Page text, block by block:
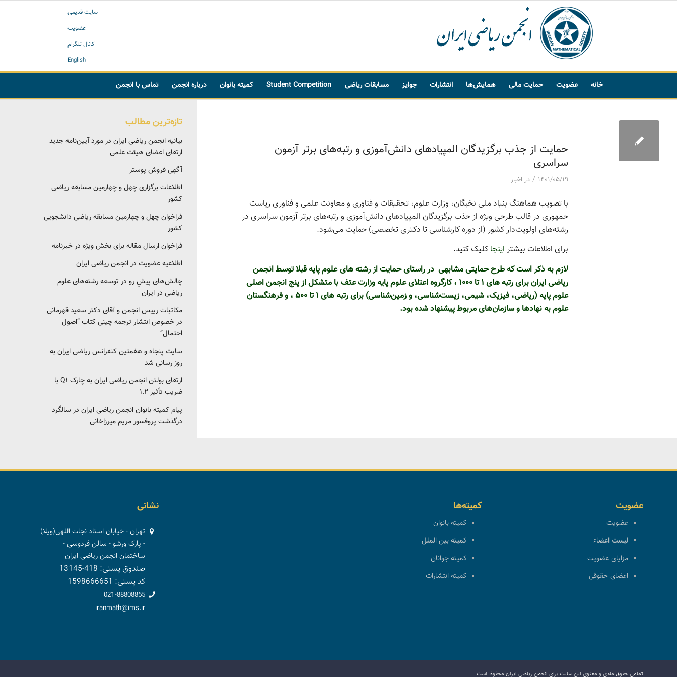
سایت قدیمی
عضویت
کانال تلگرام
English
خانه عضویت حمایت مالی همایش‌ها انتشارات جوایز مسابقات ریاضی Student Competition کمیته بانوان درباره انجمن تماس با انجمن
حمایت از جذب برگزیدگان المپیادهای دانش‌‏آموزی و رتبه‌‏های برتر آزمون
سراسری
۱۴۰۱/۰۵/۱۹ / در اخبار
با تصویب هماهنگ بنیاد ملی نخبگان، وزارت علوم، تحقیقات و فناوری و معاونت علمی و فناوری ریاست
جمهوری در قالب طرحی ویژه از جذب برگزیدگان المپیادهای دانش‌‏آموزی و رتبه‌‏های برتر آزمون سراسری در
رشته‏‌های اولویت‌‏دار کشور (از دوره کارشناسی تا دکتری تخصصی) حمایت می‌شود.
برای اطلاعات بیشتر اینجا کلیک کنید.
لازم به ذکر است که طرح حمایتی مشابهی در راستای حمایت از رشته های علوم پایه قبلا توسط انجمن
ریاضی ایران برای رتبه ‏های ۱ تا ۱۰۰۰ ، کارگروه اعتلای علوم پایه وزارت عتف با متشکل از پنج انجمن اصلی
علوم پایه (ریاضی، فیزیک، شیمی، زیست‌شناسی، و زمین‌شناسی) برای رتبه های ۱ تا ۵۰۰ ، و فرهنگستان
علوم به نهادها و سازمان‌های مربوط پیشنهاد شده بود.
تازه‌ترین مطالب
بیانیه انجمن ریاضی ایران در مورد آیین‌نامه جدید
ارتقای اعضای هیئت علمی
آگهی فروش پوستر
اطلاعات برگزاری چهل و چهارمین مسابقه ریاضی
کشور
فراخوان چهل و چهارمین مسابقه ریاضی دانشجویی
کشور‎‎
فراخوان ارسال مقاله برای بخش ویژه در خبرنامه
اطلاعیه عضویت در انجمن ریاضی ایران
چالش‌های پیشِ رو در توسعه رشته‌های علوم
ریاضی در ایران
مکاتبات رییس انجمن و آقای دکتر سعید قهرمانی
در خصوص انتشار ترجمه چینی کتاب “اصول
احتمال”
سایت پنجاه و هفمتین کنفرانس ریاضی ایران به
روز رسانی شد
ارتقای بولتن انجمن ریاضی ایران به چارک Q1 با
ضریب تأثیر ۱.۲
پیام کمیته بانوان انجمن ریاضی ایران در سالگرد
درگذشت پروفسور مریم میرزاخانی
عضویت
عضویت
لیست اعضاء
مزایای عضویت
اعضای حقوقی
کمیته‌ها
کمیته بانوان
کمیته بین الملل
کمیته جوانان
کمیته انتشارات
نشانی
تهران - خیابان استاد نجات اللهی(ویلا)
- پارک ورشو - سالن فردوسی -
ساختمان انجمن ریاضی ایران
صندوق پستی: 418-13145
کد پستی: 1598666651
021-88808855
iranmath@ims.ir
تمامی حقوق مادی و معنوی این سایت برای انجمن ریاضی ایران محفوظ است.